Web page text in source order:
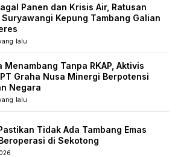
Panen dan Krisis Air, Ratusan
Suryawangi Kepung Tambang Galian
lalu
Menambang Tanpa RKAP, Aktivis
Graha Nusa Minergi Berpotensi
Negara
lalu
Tidak Ada Tambang Emas
di Sekotong